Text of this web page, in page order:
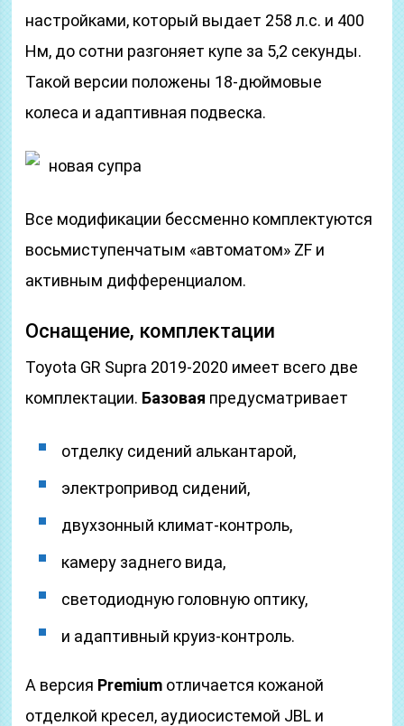
настройками, который выдает 258 л.с. и 400
Нм, до сотни разгоняет купе за 5,2 секунды.
Такой версии положены 18-дюймовые
колеса и адаптивная подвеска.
новая супра
Все модификации бессменно комплектуются
восьмиступенчатым «автоматом» ZF и
активным дифференциалом.
Оснащение, комплектации
Toyota GR Supra 2019-2020 имеет всего две
комплектации. Базовая предусматривает
отделку сидений алькантарой,
электропривод сидений,
двухзонный климат-контроль,
камеру заднего вида,
светодиодную головную оптику,
и адаптивный круиз-контроль.
А версия Premium отличается кожаной
отделкой кресел, аудиосистемой JBL и